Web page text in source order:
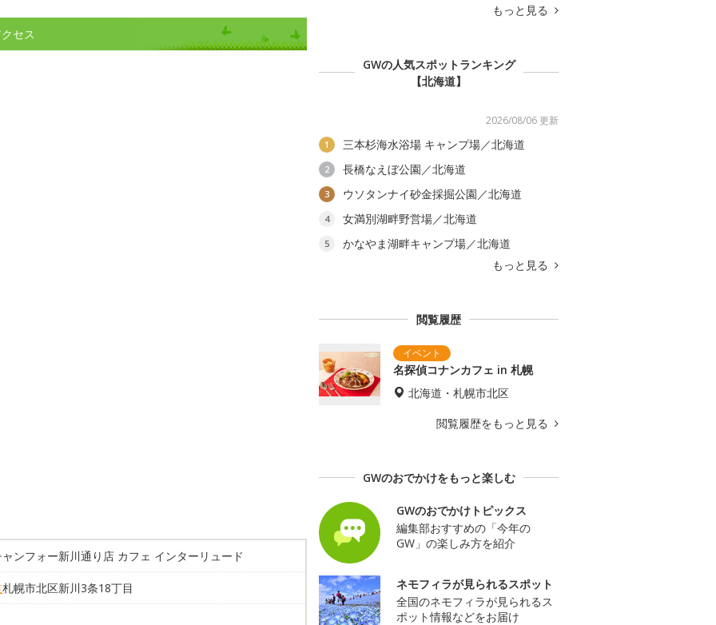
セス
ャンフォー新川通り店 カフェ インターリュード
札幌市北区新川3条18丁目
もっと見る
GWの人気スポットランキング
【北海道】
2026/08/06 更新
1 三本杉海水浴場 キャンプ場／北海道
2 長橋なえぼ公園／北海道
3 ウソタンナイ砂金採掘公園／北海道
4 女満別湖畔野営場／北海道
5
かなやま湖畔キャンプ場／北海道
もっと見る
閲覧履歴
名探偵コナンカフェ in 札幌
北海道・札幌市北区
閲覧履歴をもっと見る
GWのおでかけをもっと楽しむ
GWのおでかけトピックス
編集部おすすめの「今年の
GW」の楽しみ方を紹介
ネモフィラが見られるスポット
全国のネモフィラが見られるス
ポット情報などをお届け